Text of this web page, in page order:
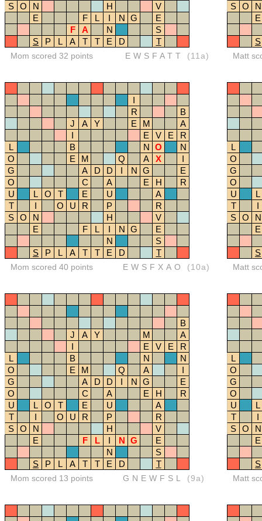
S O N H
V
E
F L I N G
E
F
A N
S
S
P L A T T E D T
Mom scored 32 points EWSFATT (11a)
S O
N
E
S
Matt
I
R
B
J
A Y E M
A
I
E V E
R
L
B N O
N
O
E M Q A X
I
G
A D D I N G
E
O
C A E H
R
U
L O T E U
A
T
I O U R P
R
S O N H
V
E
F L I N G
E
N
S
S
P L A T T E D T
Mom scored 40 points EWSFXAO (10a)
L
O
G
O
U
L
T
I
S O
N
E
S
Matt
B
J
A Y M
A
I
E V E
R
L
B N
N
O
E M Q A
I
G
A D D I N G
E
O
C A E H
R
U
L O T E U
A
T
I O U R P
R
S O N H
V
E
F L I N G
E
N
S
S
P L A T T E D T
Mom scored 13 points GNEWFSL (9a)
L
O
G
O
U
L
T
I
S O
N
E
S
Matt